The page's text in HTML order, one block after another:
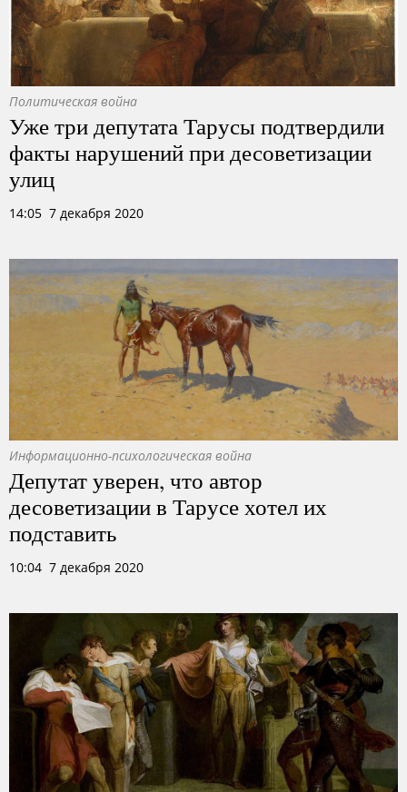
Политическая война
Уже три депутата Тарусы подтвердили
факты нарушений при десоветизации
улиц
14:05 7 декабря 2020
Информационно-психологическая война
Депутат уверен, что автор
десоветизации в Тарусе хотел их
подставить
10:04 7 декабря 2020